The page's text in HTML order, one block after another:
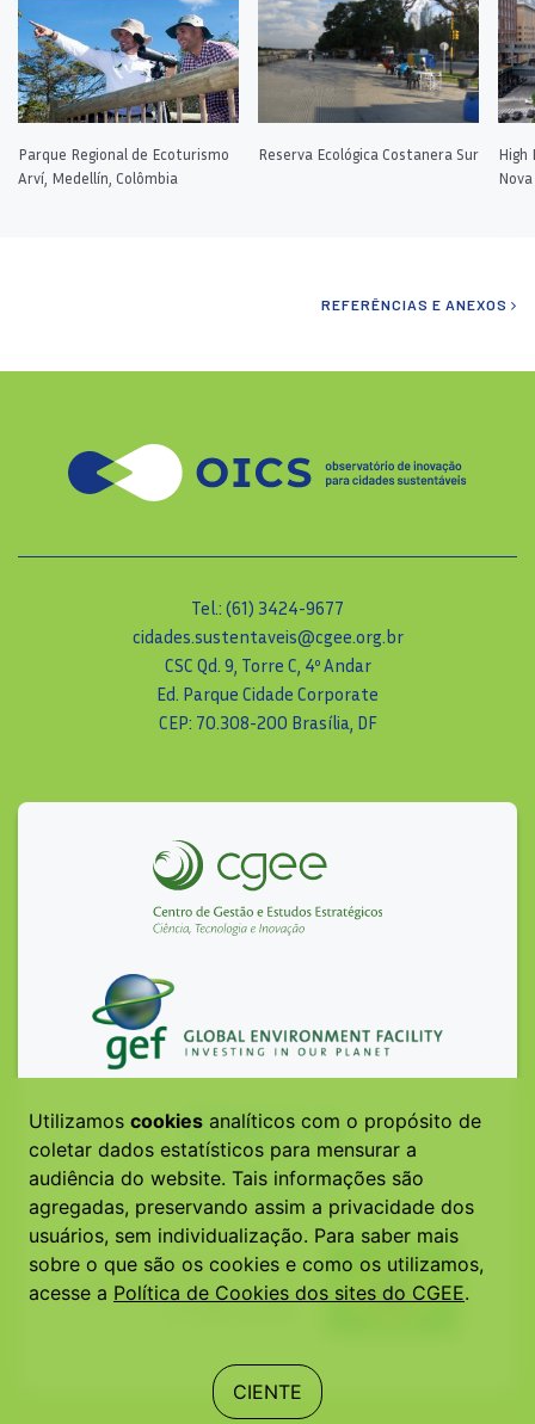
Parque Regional de Ecoturismo
Arví, Medellín, Colômbia
Reserva Ecológica Costanera Sur
High
REFERÊNCIAS E ANEXOS
Tel.: (61) 3424-9677
cidades.sustentaveis@cgee.org.br
CSC Qd. 9, Torre C, 4º Andar
Ed. Parque Cidade Corporate
CEP: 70.308-200 Brasília, DF
Utilizamos cookies analíticos com o propósito de
coletar dados estatísticos para mensurar a
audiência do website. Tais informações são
agregadas, preservando assim a privacidade dos
usuários, sem individualização. Para saber mais
sobre o que são os cookies e como os utilizamos,
acesse a Política de Cookies dos sites do CGEE.
CIENTE